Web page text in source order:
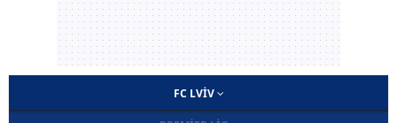
FC LVIV